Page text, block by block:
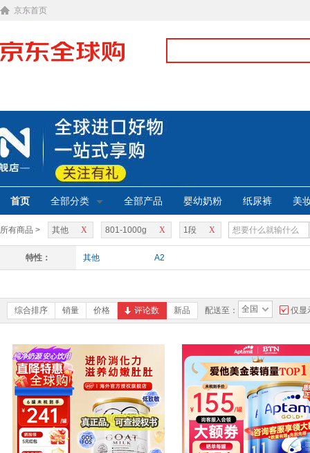
京东首页
首页 全部分类 全部产品 婴幼奶粉 纸尿裤 美
所有商品 > X
其他 X
801-1000g X
1段
特性： 其他 A2
综合排序 销量 价格 评论数 新品 配送至： 全国 仅显